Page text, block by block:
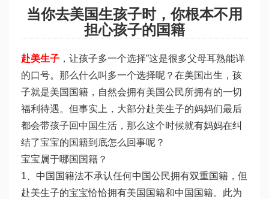
当你去美国生孩子时，你根本不用
担心孩子的国籍
赴美生子 ，让孩子多一个选择”这是很多父母耳熟能详
的口号。那么什么叫多一个选择呢？在美国出生，孩
子就是美国国籍，自然会拥有美国公民所拥有的一切
福利待遇。但事实上，大部分赴美生子的妈妈们最后
都会带孩子回中国生活，那么这个时候就有妈妈在纠
结了宝宝的国籍到底怎么回事呢？
宝宝属于哪国国籍？
1、中国国籍法不承认任何中国公民拥有双重国籍，但
赴美生子的宝宝恰恰拥有美国国籍和中国国籍。此为